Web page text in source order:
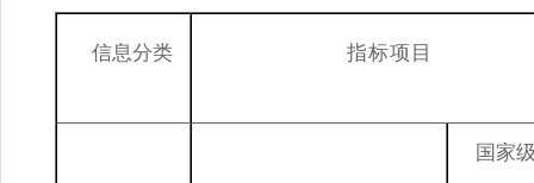
信息分类 指标项 目
国家